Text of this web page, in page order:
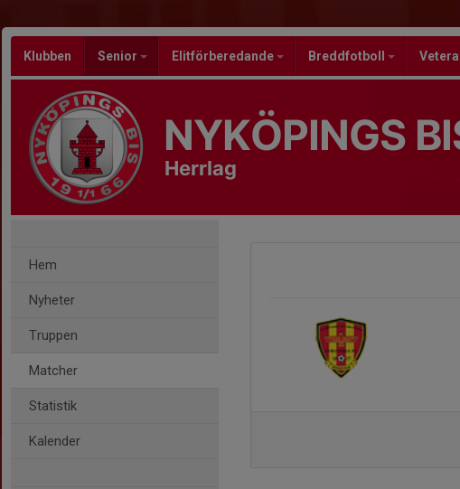
Klubben Senior Elitförberedande Breddfotboll
NYKÖPINGS
Herrlag
Hem
Nyheter
Truppen
Matcher
Statistik
Kalender